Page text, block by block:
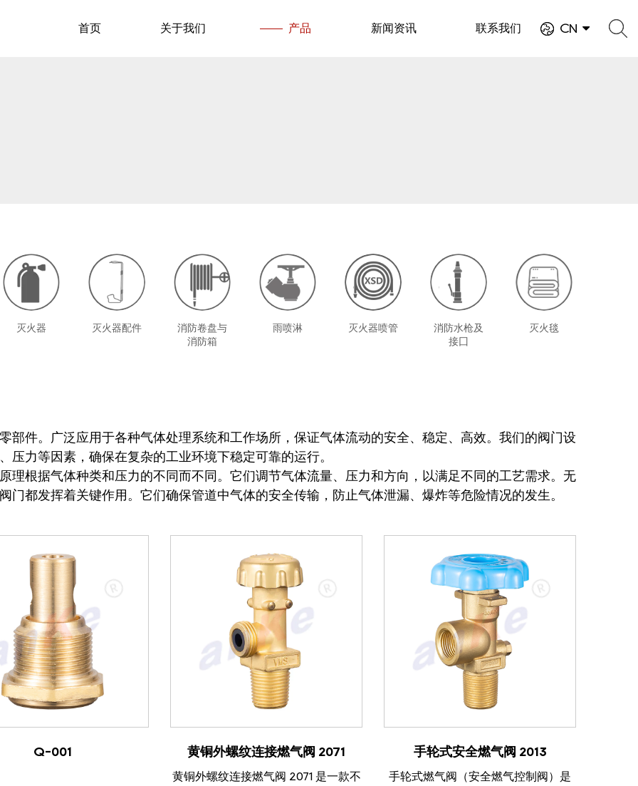
首页 关于我们 产品 新闻资讯 联系我们 CN
灭火器 灭火器配件
消防卷盘与
消防箱
雨喷淋 灭火器喷管
消防水枪及
接囗
灭火毯
部件。广泛应用于各种气体处理系统和工作场所，保证气体流动的安全、稳定、高效。我们的阀门设
压力等因素，确保在复杂的工业环境下稳定可靠的运行。
理根据气体种类和压力的不同而不同。它们调节气体流量、压力和方向，以满足不同的工艺需求。无
门都发挥着关键作用。它们确保管道中气体的安全传输，防止气体泄漏、爆炸等危险情况的发生。
考虑了工程的具体需求和环境条件，确保长期稳定运行。在水利工程中，工程阀门控制水流的方向和
控制蒸汽、水或其他介质的流量，以保证发电设备的正常运行。
Q-001
查看产品
黄铜外螺纹连接燃气阀 2071
黄铜外螺纹连接燃气阀 2071 是一款不
查看产品
手轮式安全燃气阀 2013
手轮式燃气阀（安全燃气控制阀）是